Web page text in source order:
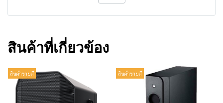
สินค้าที่เกี่ยวข้อง
สินค้าขายดี สินค้าขายดี